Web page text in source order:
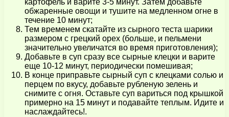
картофель и варите 3-5 минут. Затем добавьте
обжаренные овощи и тушите на медленном огне в
течение 10 минут;
Тем временем скатайте из сырного теста шарики
размером с грецкий орех (больше, и пельмени
значительно увеличатся во время приготовления);
Добавьте в суп сразу все сырные клецки и варите
еще 10-12 минут, периодически помешивая;
В конце приправьте сырный суп с клецками солью и
перцем по вкусу, добавьте рубленую зелень и
снимите с огня. Оставьте суп вариться под крышкой
примерно на 15 минут и подавайте теплым. Идите и
наслаждайтесь!.